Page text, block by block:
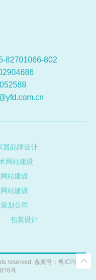
82701066-802
居品牌设计
网站建设
站建设
站建设
划公司
包装设计
reserved. 备案号： 粤ICP备
号